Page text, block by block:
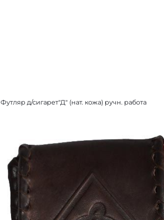
Футляр д/сигарет"Д" (нат. кожа) ручн. работа